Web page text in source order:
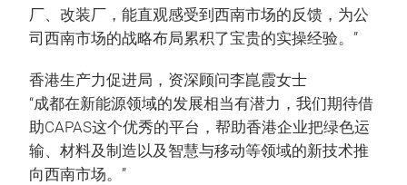
厂、改装厂，能直观感受到西南市场的反馈，为公
司西南市场的战略布局累积了宝贵的实操经验。”
香港生产力促进局，资深顾问李崑霞女士
“成都在新能源领域的发展相当有潜力，我们期待借
助CAPAS这个优秀的平台，帮助香港企业把绿色运
输、材料及制造以及智慧与移动等领域的新技术推
向西南市场。”